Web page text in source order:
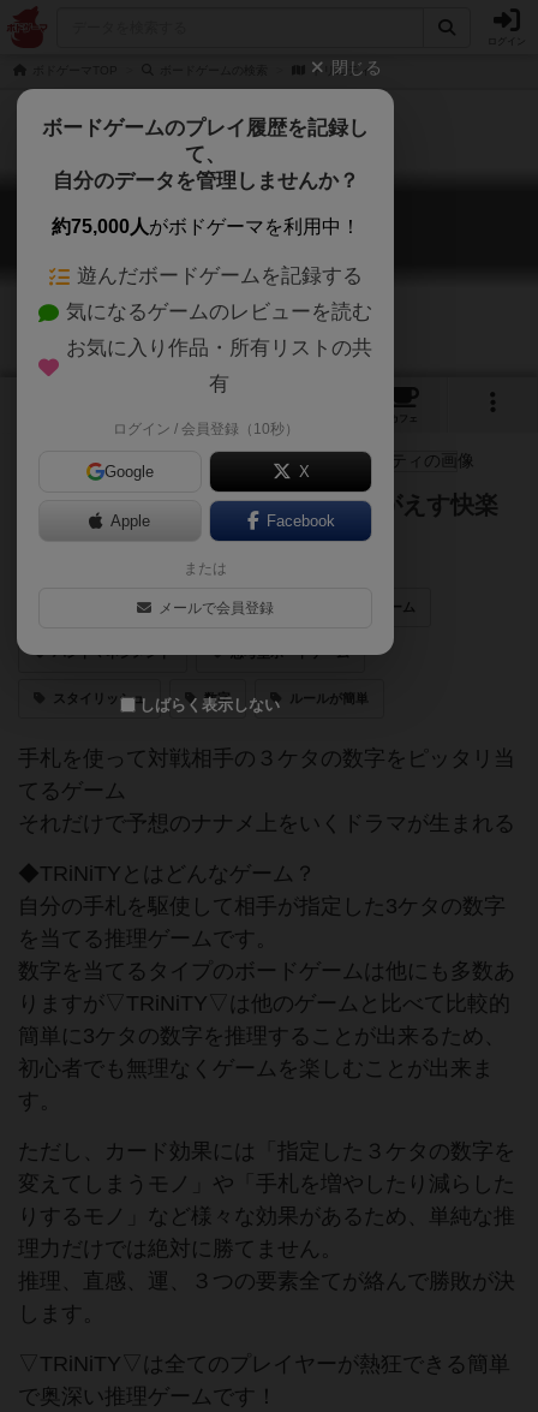
トリニティ
トリニティ
TRiNiTY
カフェ
推理で追い込む快感 閃きでくつがえす快楽
かっこいい
初心者もOK！ ハードボイルド 戦略ゲーム
ハンドマネジメント 思考型ボードゲーム
スタイリッシュ 数字 ルールが簡単
手札を使って対戦相手の３ケタの数字をピッタリ当
てるゲーム
それだけで予想のナナメ上をいくドラマが生まれる
◆TRiNiTYとはどんなゲーム？
自分の手札を駆使して相手が指定した3ケタの数字
を当てる推理ゲームです。
数字を当てるタイプのボードゲームは他にも多数あ
りますが▽TRiNiTY▽は他のゲームと比べて比較的
簡単に3ケタの数字を推理することが出来るため、
初心者でも無理なくゲームを楽しむことが出来ま
す。
ただし、カード効果には「指定した３ケタの数字を
変えてしまうモノ」や「手札を増やしたり減らした
りするモノ」など様々な効果があるため、単純な推
理力だけでは絶対に勝てません。
推理、直感、運、３つの要素全てが絡んで勝敗が決
します。
▽TRiNiTY▽は全てのプレイヤーが熱狂できる簡単
で奥深い推理ゲームです！
閉じる
ボードゲームのプレイ履歴を記録し
て、
自分のデータを管理しませんか？
約75,000人がボドゲーマを利用中！
遊んだボードゲームを記録する
気になるゲームのレビューを読む
お気に入り作品・所有リストの共
有
ログイン / 会員登録（10秒）
Google X
Apple Facebook
または
メールで会員登録
しばらく表示しない